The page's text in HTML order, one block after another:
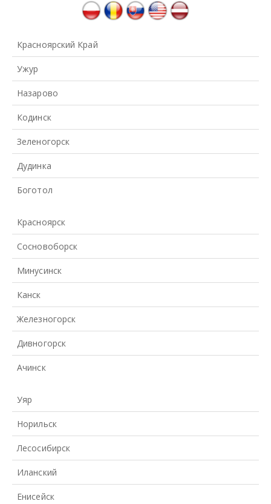
Красноярский Край
Ужур
Назарово
Кодинск
Зеленогорск
Дудинка
Боготол
Красноярск
Сосновоборск
Минусинск
Канск
Железногорск
Дивногорск
Ачинск
Уяр
Норильск
Лесосибирск
Иланский
Енисейск